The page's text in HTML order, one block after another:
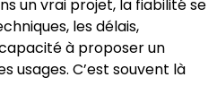
un vrai projet, la fiabilité se
les délais,
à proposer un
usages. C’est souvent là